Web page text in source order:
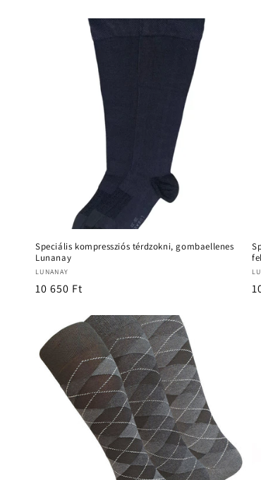
Speciális kompressziós térdzokni, gombaellenes
Lunanay
Forgalmazó:
LUNANAY
Normál
10 650 Ft